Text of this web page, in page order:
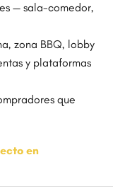
— sala-comedor,
zona BBQ, lobby
y plataformas
que
en